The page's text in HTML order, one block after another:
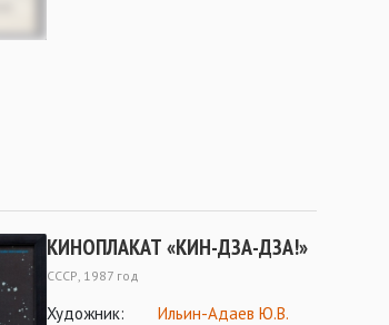
КИНОПЛАКАТ «КИН-ДЗА-ДЗА!»
СССР, 1987 год
Художник:
Ильин-Адаев Ю.В.